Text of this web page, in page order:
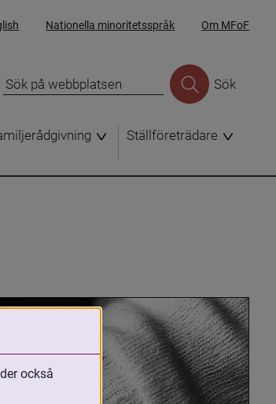
Nationella minoritetsspråk Om MFoF
Sök
Ställföreträdare
också